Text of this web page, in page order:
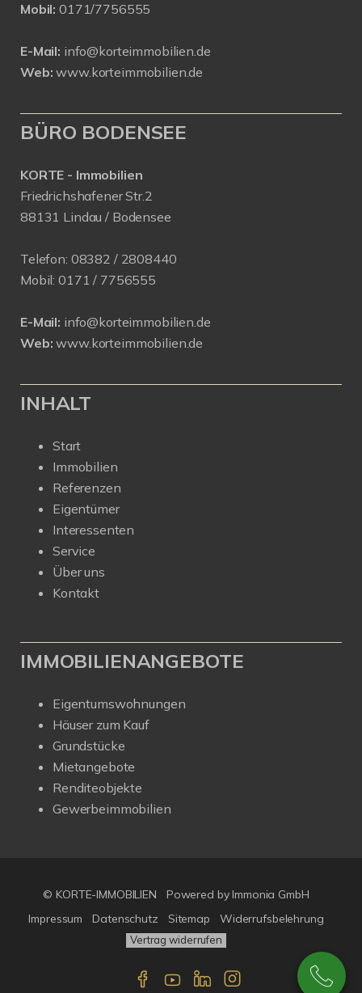
Mobil: 0171/7756555
E-Mail: info@korteimmobilien.de
Web: www.korteimmobilien.de
BÜRO BODENSEE
KORTE - Immobilien
Friedrichshafener Str.2
88131 Lindau / Bodensee
Telefon: 08382 / 2808440
Mobil: 0171 / 7756555
E-Mail: info@korteimmobilien.de
Web: www.korteimmobilien.de
INHALT
Start
Immobilien
Referenzen
Eigentümer
Interessenten
Service
Über uns
Kontakt
IMMOBILIENANGEBOTE
Eigentumswohnungen
Häuser zum Kauf
Grundstücke
Mietangebote
Renditeobjekte
Gewerbeimmobilien
© KORTE-IMMOBILIEN
Powered by Immonia GmbH
Impressum
Datenschutz Sitemap Widerrufsbelehrung
Vertrag widerrufen